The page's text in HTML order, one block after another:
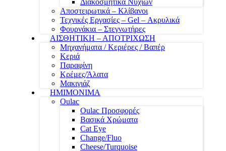
Διακοσμητικά Νυχιών
Αποστειρωτικά – Κλίβανοι
Τεχνικές Εργασίες – Gel – Ακρυλικά
Φουρνάκια – Στεγνωτήρες
ΑΙΣΘΗΤΙΚΗ – ΑΠΟΤΡΙΧΩΣΗ
Μηχανήματα / Κεριέρες / Βαπέρ
Κεριά
Παραφίνη
Κρέμες/Άλατα
Μακιγιάζ
ΗΜΙΜΟΝΙΜΑ
Oulac
Oulac Προσφορές
Βασικά Χρώματα
Cat Eye
Change/Fluo
Cheese/Turquoise